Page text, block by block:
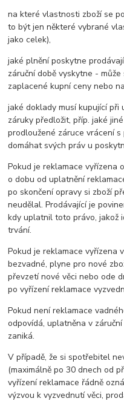
na které vlastnosti zboží se
to být jen některé vybrané
jako celek),
jaké plnění poskytne
záruční době vyskytne -
zaplacené kupní ceny nebo
jaké doklady musí kupující
záruky předložit, příp. jaké
prodloužené záruce vrácení
domáhat svých práv u
Pokud je reklamace vyřízena
o dobu od uplatnění
po skončení opravy si zboží
neudělal. Prodávající je
kdy uplatnil toto právo, jakož
trvání.
Pokud je reklamace vyřízena
bezvadné, plyne pro nové
převzetí nové věci nebo ode
po vyřízení reklamace
Pokud není reklamace
odpovídá, uplatněna v
zaniká.
V případě, že si spotřebitel
(maximálně po 30 dnech od
vyřízení reklamace řádně
výzvou k vyzvednutí věci,